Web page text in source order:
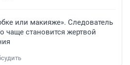
или макияже». Следователь
чаще становится жертвой